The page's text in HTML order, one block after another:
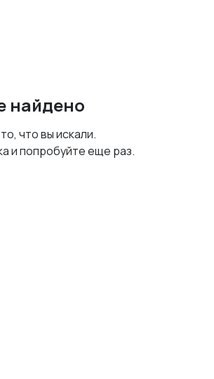
найдено
что вы искали.
и попробуйте еще раз.